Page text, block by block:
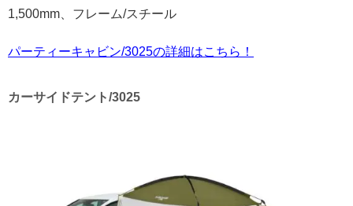
1,500mm、フレーム/スチール
パーティーキャビン/3025の詳細はこちら！
カーサイドテント/3025